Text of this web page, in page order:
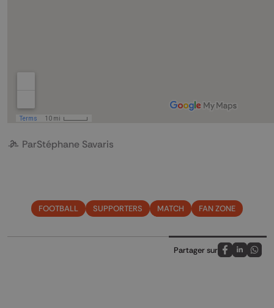
ParStéphane Savaris
FOOTBALL SUPPORTERS MATCH FAN ZONE
Partager sur
Partagez sur
Partagez